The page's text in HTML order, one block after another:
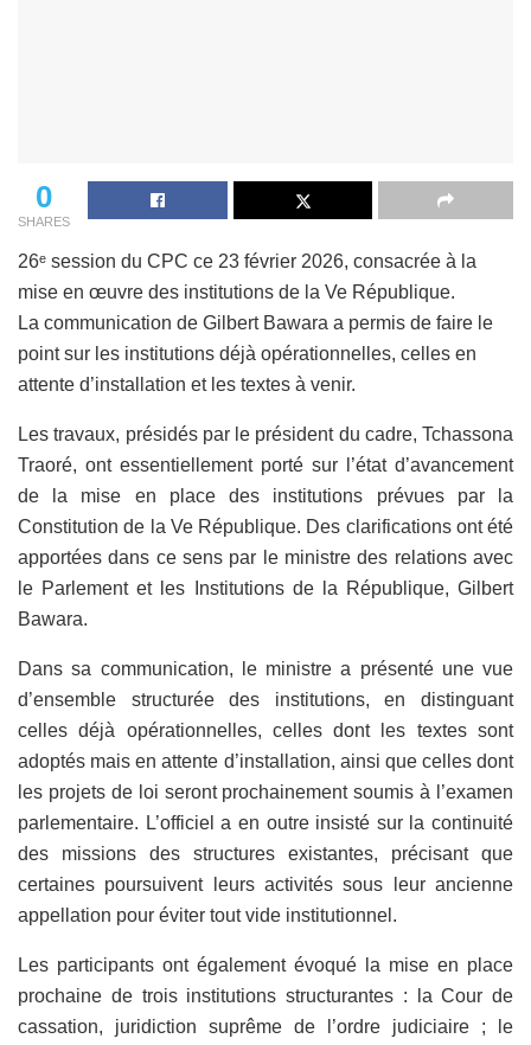
0
SHARES
26ᵉ session du CPC ce 23 février 2026, consacrée à la
mise en œuvre des institutions de la Ve République.
La communication de Gilbert Bawara a permis de faire le
point sur les institutions déjà opérationnelles, celles en
attente d’installation et les textes à venir.
Les travaux, présidés par le président du cadre, Tchassona
Traoré, ont essentiellement porté sur l’état d’avancement
de la mise en place des institutions prévues par la
Constitution de la Ve République. Des clarifications ont été
apportées dans ce sens par le ministre des relations avec
le Parlement et les Institutions de la République, Gilbert
Bawara.
Dans sa communication, le ministre a présenté une vue
d’ensemble structurée des institutions, en distinguant
celles déjà opérationnelles, celles dont les textes sont
adoptés mais en attente d’installation, ainsi que celles dont
les projets de loi seront prochainement soumis à l’examen
parlementaire. L’officiel a en outre insisté sur la continuité
des missions des structures existantes, précisant que
certaines poursuivent leurs activités sous leur ancienne
appellation pour éviter tout vide institutionnel.
Les participants ont également évoqué la mise en place
prochaine de trois institutions structurantes : la Cour de
cassation, juridiction suprême de l’ordre judiciaire ; le